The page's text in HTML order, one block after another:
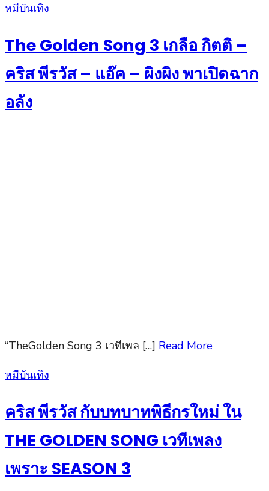
Posted
หมีบันเทิง
The Golden Song 3 เกลือ กิตติ –
คริส พีรวัส – แอ๊ค – ผิงผิง พาเปิดฉาก
อลัง
“TheGolden Song 3 เวทีเพล […] Read More
Posted
หมีบันเทิง
คริส พีรวัส กับบทบาทพิธีกรใหม่ ใน
THE GOLDEN SONG เวทีเพลง
เพราะ SEASON 3